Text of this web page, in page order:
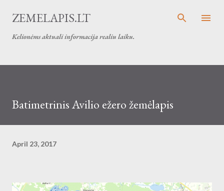
Skip to main content
ZEMELAPIS.LT
Kelionėms aktuali informacija realiu laiku.
Batimetrinis Avilio ežero žemėlapis
April 23, 2017